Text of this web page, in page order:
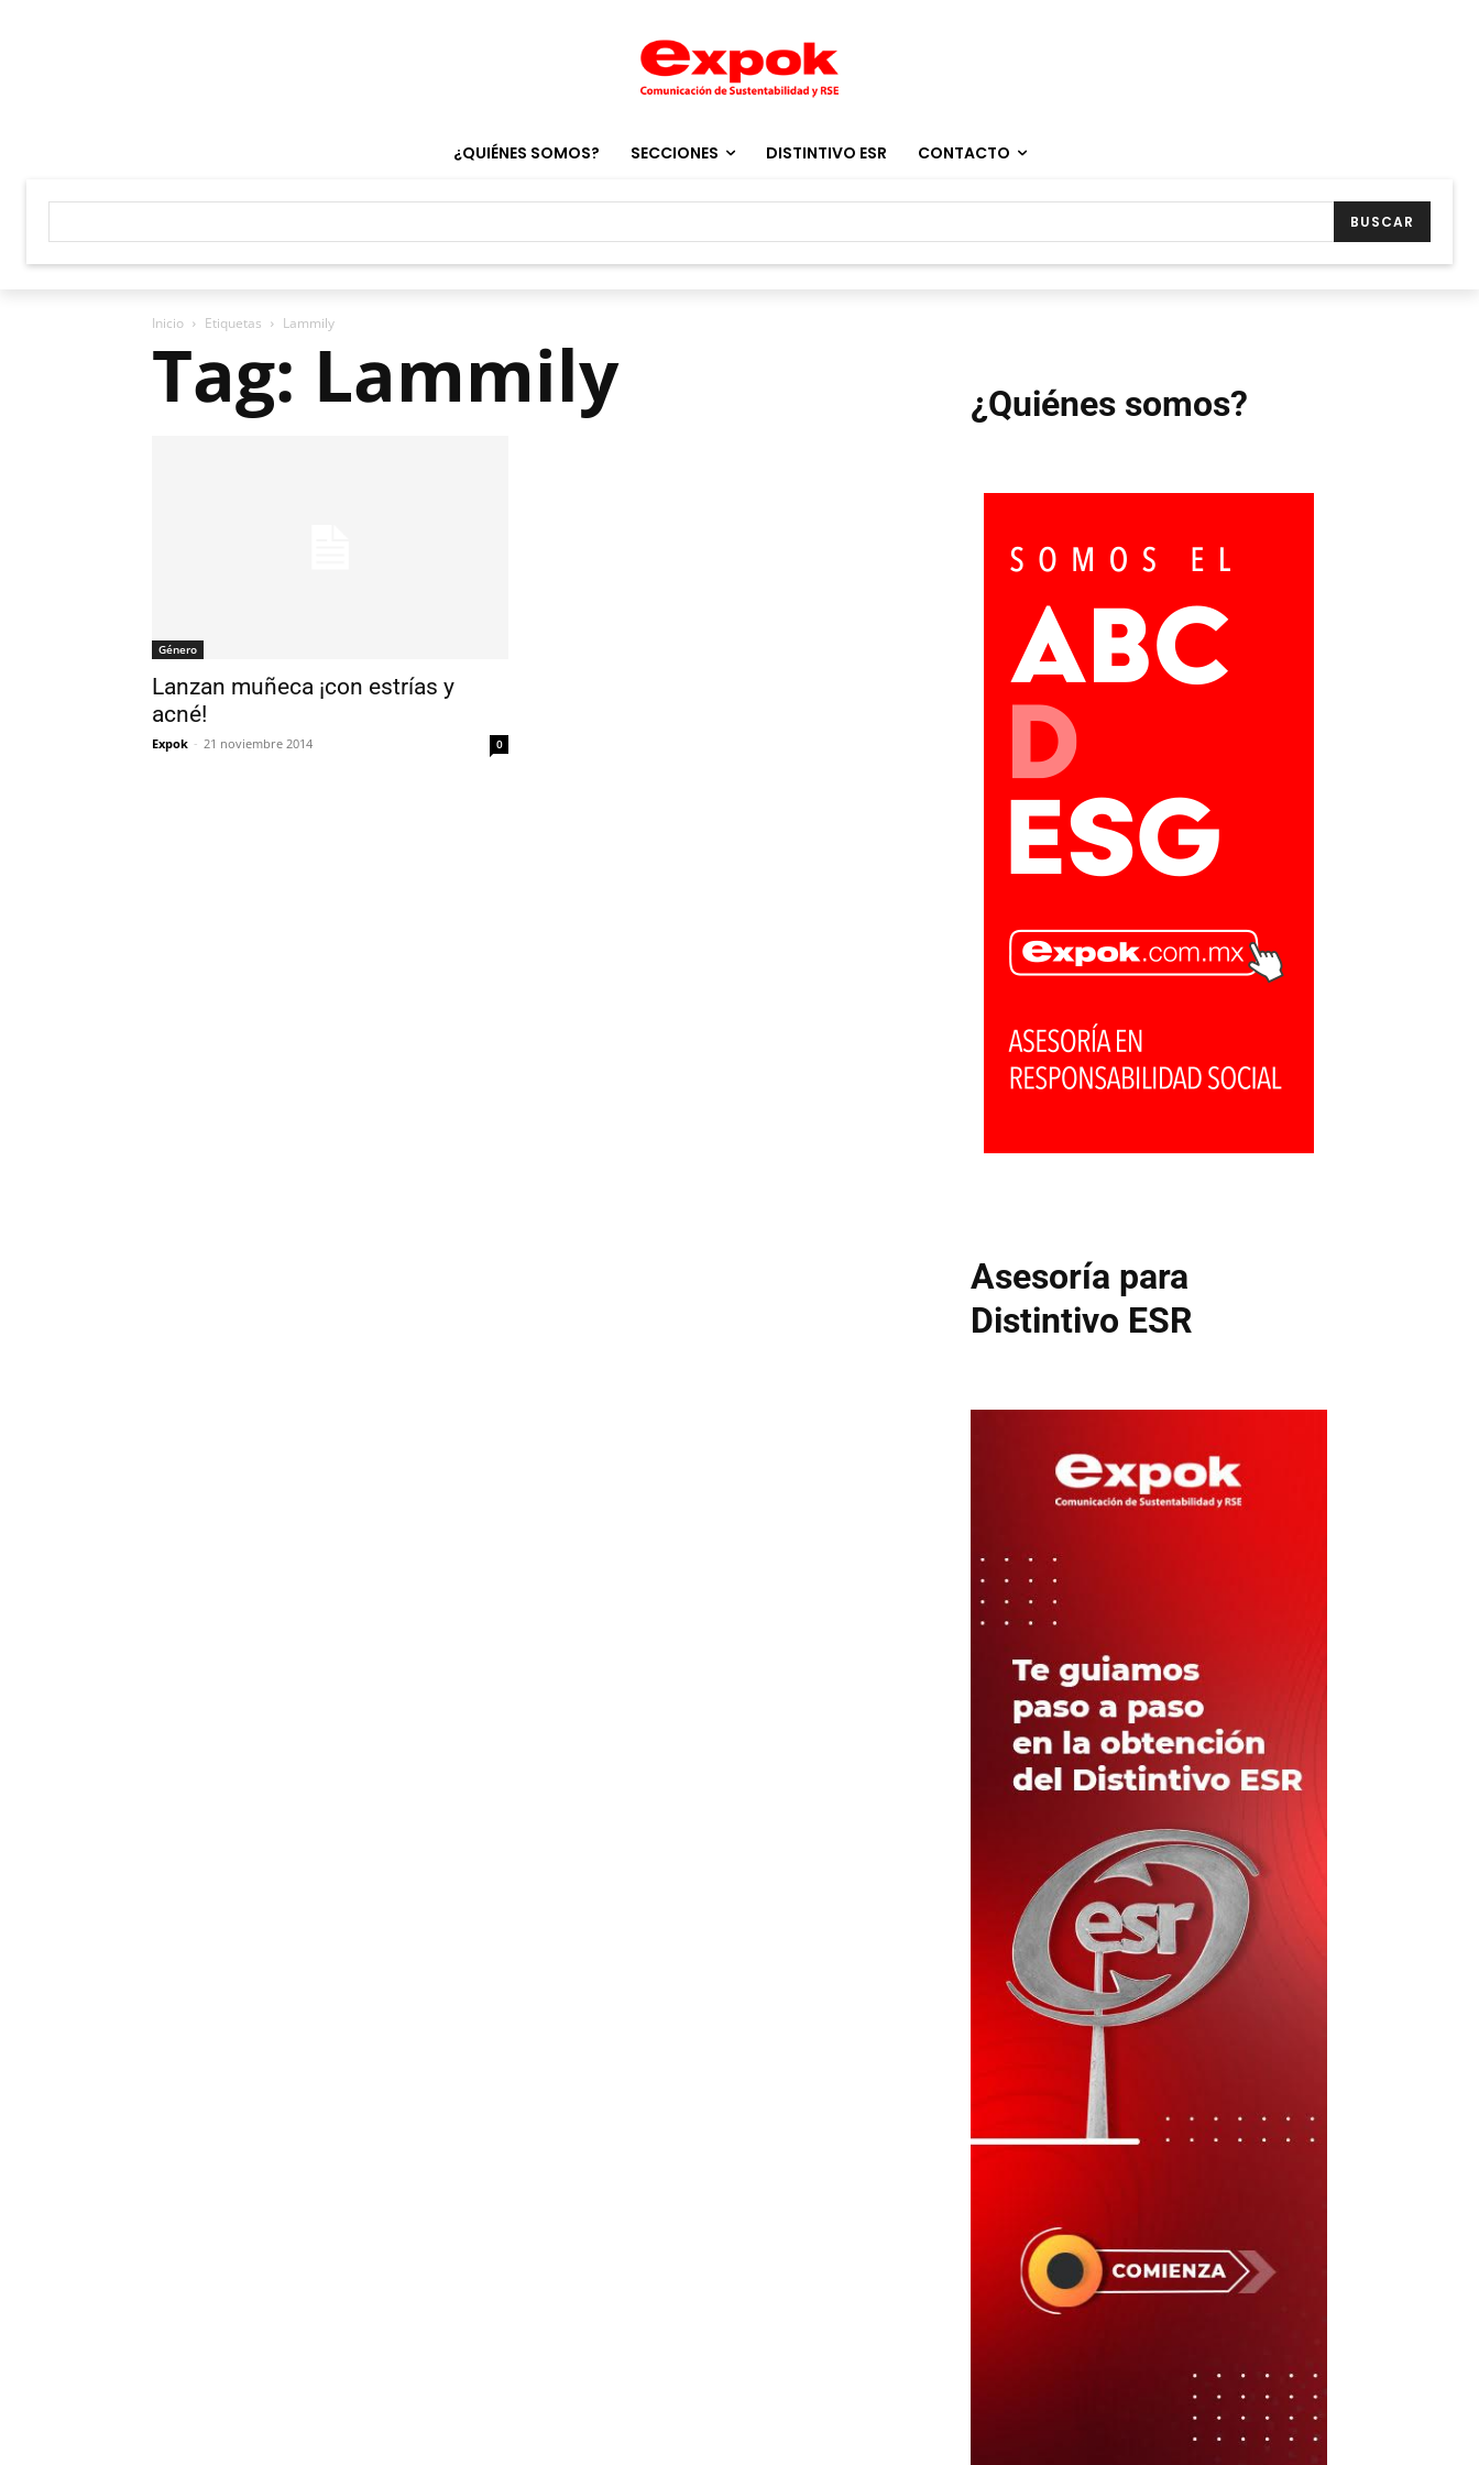
¿QUIÉNES SOMOS? SECCIONES DISTINTIVO ESR CONTACTO
BUSCAR
Inicio Etiquetas Lammily
Tag: Lammily
Género
Lanzan muñeca ¡con estrías y
acné!
Expok - 21 noviembre 2014 0
¿Quiénes somos?
Asesoría para
Distintivo ESR